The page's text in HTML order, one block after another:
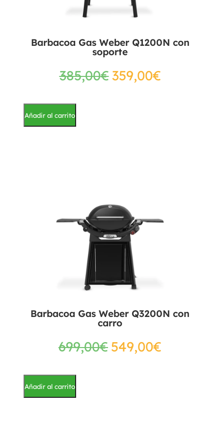
Barbacoa Gas Weber Q1200N con
soporte
385,00€359,00€
Añadir al carrito
Barbacoa Gas Weber Q3200N con
carro
699,00€ 549,00€
Añadir al carrito